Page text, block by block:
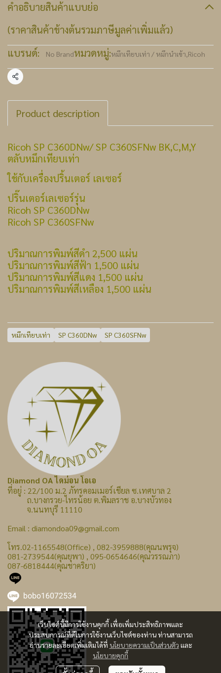
คำอธิบายสินค้าแบบย่อ
(ราคาสินค้าข้างต้นรวมภาษีมูลค่าเพิ่มแล้ว)
แบรนด์:
No Brandหมวดหมู่:หมึกเทียบเท่า / หมึกนำเข้า,Ricoh
แชร์
Product description
Ricoh SP C360DNw/ SP C360SFNw BK,C,M,Y
ตลับหมึกเทียบเท่า
ใช้กับเครื่องปริ้นเตอร์ เลเซอร์
ปริ๊นเตอร์เลเซอร์รุ่น
Ricoh SP C360DNw
Ricoh SP C360SFNw
ปริมาณการพิมพ์สีดำ 2,500 แผ่น
ปริมาณการพิมพ์สีฟ้า 1,500 แผ่น
ปริมาณการพิมพ์สีแดง 1,500 แผ่น
ปริมาณการพิมพ์สีเหลือง 1,500 แผ่น
หมึกเทียบเท่า SP C360DNw SP C360SFNw
เว็บไซต์นี้มีการใช้งานคุกกี้ เพื่อเพิ่มประสิทธิภาพและ
ประสบการณ์ที่ดีในการใช้งานเว็บไซต์ของท่าน ท่านสามารถ
อ่านรายละเอียดเพิ่มเติมได้ที่ นโยบายความเป็นส่วนตัว และ
นโยบายคุกกี้
Diamond OA ไดม่อน โอเอ
ที่อยู่ : 22/100 ม.2 ภัทรคอมเมอร์เชียล ซ.เทศบาล 2
ถ.บางกรวย-ไทรน้อย ต.พิมลราช อ.บางบัวทอง
จ.นนทบุรี 11110
Email : diamondoa09@gmail.com
โทร.02-1165548(Office) , 082-3959888(คุณนพรุจ)
081-2739544(คุณยุพา) , 095-0654646(คุณวรรณภา)
087-6818444(คุณชาคริยา)
bobo16072534